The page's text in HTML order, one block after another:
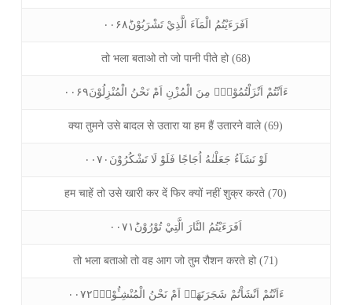
اَفَرَءَيْتُمُ الْمَآءَ الَّذِيْ تَشْرَبُوْنَؕ۰۰۶۸
तो भला बताओ तो जो पानी पीते हो (68)
ءَاَنْتُمْ اَنْزَلْتُمُوْهُ۠ مِنَ الْمُزْنِ اَمْ نَحْنُ الْمُنْزِلُوْنَ۰۰۶۹
क्या तुमने उसे बादल से उतारा या हम हैं उतारने वाले (69)
لَوْ نَشَآءُ جَعَلْنٰهُ اُجَاجًا فَلَوْ لَا تَشْكُرُوْنَ۰۰۷۰
हम चाहें तो उसे खारी कर दें फिर क्यों नहीं शुक्र करते (70)
اَفَرَءَيْتُمُ النَّارَ الَّتِيْ تُوْرُوْنَؕ۰۰۷۱
तो भला बताओ तो वह आग जो तुम रौशन करते हो (71)
ءَاَنْتُمْ اَنْشَاْتُمْ شَجَرَتَهَاۤ اَمْ نَحْنُ الْمُنْشِـُٔوْنَ۠۰۰۷۲